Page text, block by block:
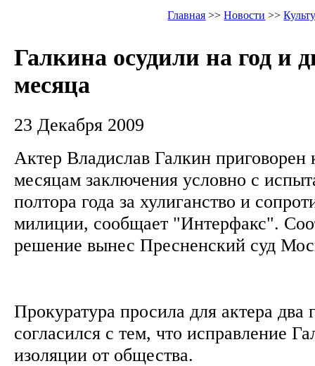
Главная >>Новости >>
Галкина осудили на год и
месяца
23 Декабря 2009
Актер Владислав Галкин приговорен
месяцам заключения условно с
полтора года за хулиганство и
милиции, сообщает "Интерфакс".
решение вынес Пресненский суд
Прокуратура просила для актера два
согласился с тем, что исправление
изоляции от общества.